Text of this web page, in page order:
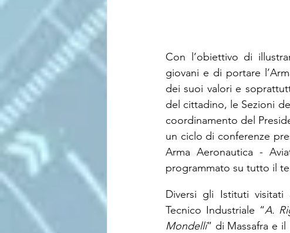
Con l’obiettivo di
giovani e di portare
dei suoi valori e
del cittadino, le Sezioni
coordinamento del
un ciclo di conferenze
Arma Aeronautica -
programmato su tutto il
Diversi gli Istituti visitati
Tecnico Industriale “A.
Mondelli” di Massafra e il